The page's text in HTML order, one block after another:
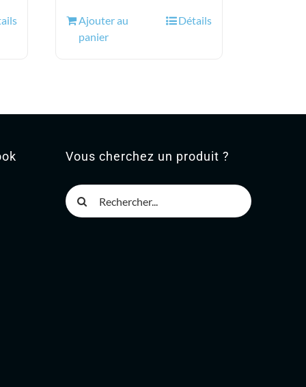
était :est :
Ajouter au
panier
Détails
Vous cherchez un produit ?
Rechercher